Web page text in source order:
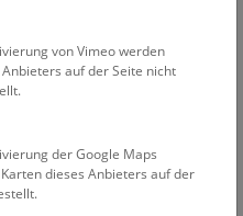
Museum
von Vimeo werden
auf der Seite nicht
der Google Maps
dieses Anbieters auf der